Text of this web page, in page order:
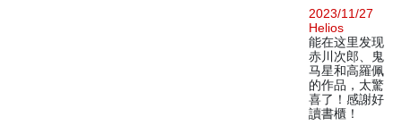
2023/11/27
Helios
能在这里发现
赤川次郎、鬼
马星和高羅佩
的作品，太驚
喜了！感謝好
讀書櫃！